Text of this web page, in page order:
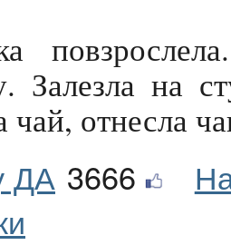
Залезла на
чай, отнесла
ДА 3666